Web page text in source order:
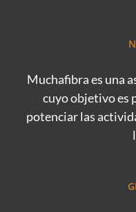
Muchafibra es una
cuyo objetivo es
potenciar las